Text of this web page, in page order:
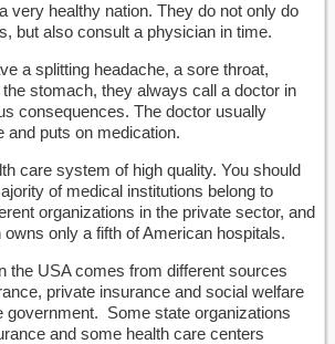
very healthy nation. They do not only do
but also consult a physician in time.
a splitting headache, a sore throat,
stomach, they always call a doctor in
consequences. The doctor usually
and puts on medication.
care system of high quality. You should
of medical institutions belong to
organizations in the private sector, and
only a fifth of American hospitals.
the USA comes from different sources
private insurance and social welfare
government. Some state organizations
and some health care centers